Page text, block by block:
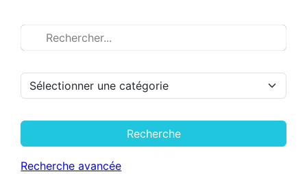
Recherche
Recherche avancée